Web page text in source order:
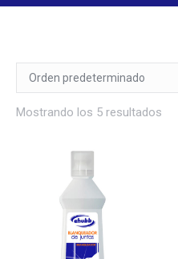
Mostrando los 5 resultados